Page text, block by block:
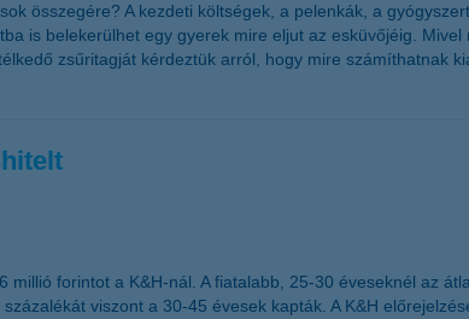
összegére? A kezdeti költségek, a pelenkák, a
is belekerülhet egy gyerek mire eljut az esküvőjéig.
zsűritagját kérdeztük arról, hogy mire számíthatnak
forintot a K&H-nál. A fiatalabb, 25-30 éveseknél az
viszont a 30-45 évesek kapták. A K&H